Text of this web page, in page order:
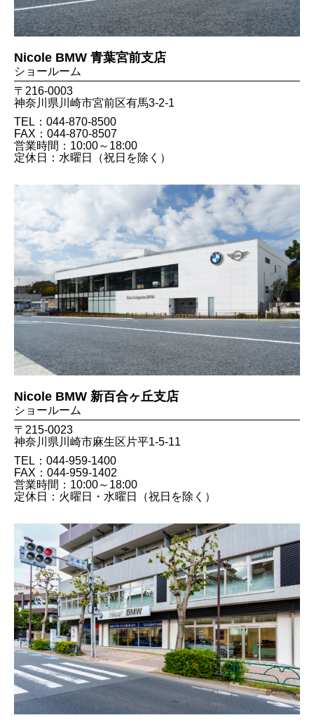
Nicole BMW 青葉宮前支店
ショールーム
〒216-0003
神奈川県川崎市宮前区有馬3-2-1
TEL：044-870-8500
FAX：044​-870​-8507
営業時間：10:00～18:00
定休日：水曜日（祝日を除く）
Nicole BMW 新百合ヶ丘支店
ショールーム
〒215-0023
神奈川県川崎市麻生区片平1-5-11
TEL：044-959-1400
FAX：044​-959​-1402
営業時間：10:00～18:00
定休日：火曜日・水曜日（祝日を除く）